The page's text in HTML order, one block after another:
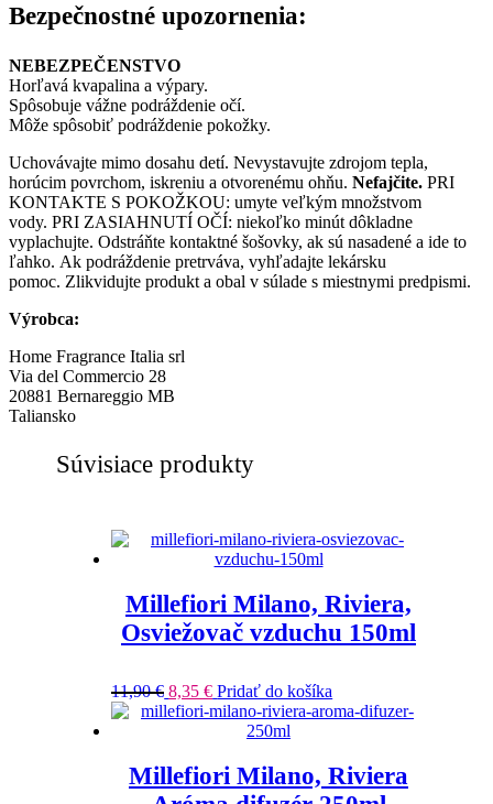
Bezpečnostné upozornenia:
NEBEZPEČENSTVO
Horľavá kvapalina a výpary.
Spôsobuje vážne podráždenie očí.
Môže spôsobiť podráždenie pokožky.
Uchovávajte mimo dosahu detí. Nevystavujte zdrojom tepla,
horúcim povrchom, iskreniu a otvorenému ohňu. Nefajčite. PRI
KONTAKTE S POKOŽKOU: umyte veľkým množstvom
vody. PRI ZASIAHNUTÍ OČÍ: niekoľko minút dôkladne
vyplachujte. Odstráňte kontaktné šošovky, ak sú nasadené a ide to
ľahko. Ak podráždenie pretrváva, vyhľadajte lekársku
pomoc. Zlikvidujte produkt a obal v súlade s miestnymi predpismi.
Výrobca:
Home Fragrance Italia srl
Via del Commercio 28
20881 Bernareggio MB
Taliansko
Súvisiace produkty
Millefiori Milano, Riviera,
Osviežovač vzduchu 150ml
11,90€ 8,35€ Pridať do košíka
Millefiori Milano, Riviera